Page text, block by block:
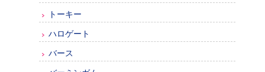
トーキー
ハロゲート
バース